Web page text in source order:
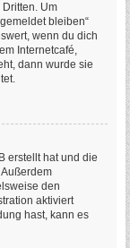
Um
bleiben“
wenn du dich
Internetcafé,
dann wurde sie
erstellt hat und die
den
aktiviert
hast, kann es